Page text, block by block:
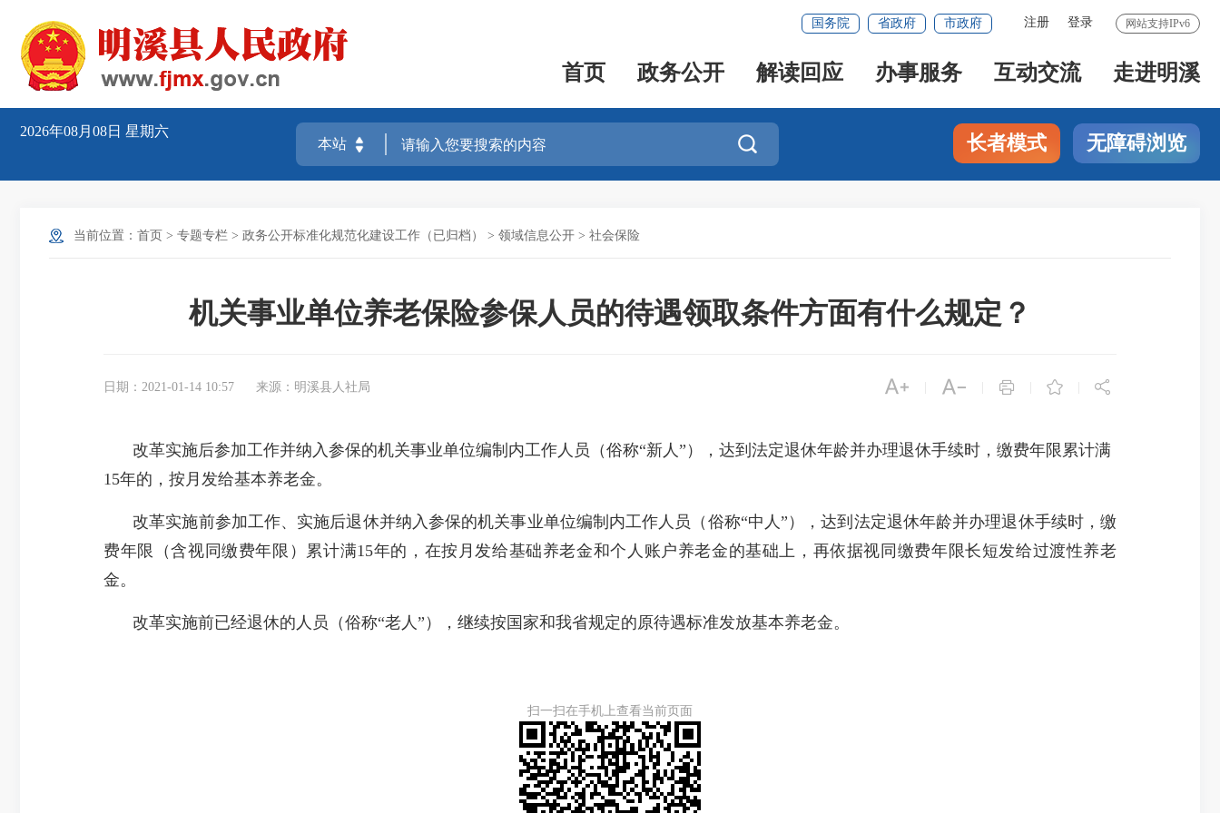
网站支持IPv6
注册 登录
国务院 省政府 市政府
首页 政务公开 解读回应 办事服务 互动交流 走进明溪
2026年08月08日 星期六
 长者模式 无障碍浏览
当前位置： 首页 > 专题专栏 > 政务公开标准化规范化建设工作（已归档） > 领域信息公开 > 社会保险
机关事业单位养老保险参保人员的待遇领取条件方面有什么规定？
日期：2021-01-14 10:57 来源：明溪县人社局     
改革实施后参加工作并纳入参保的机关事业单位编制内工作人员（俗称“新人”），达到法定退休年龄并办理退休手续时，缴费年限累计满
15年的，按月发给基本养老金。
改革实施前参加工作、实施后退休并纳入参保的机关事业单位编制内工作人员（俗称“中人”），达到法定退休年龄并办理退休手续时，缴
费年限（含视同缴费年限）累计满15年的，在按月发给基础养老金和个人账户养老金的基础上，再依据视同缴费年限长短发给过渡性养老
金。
改革实施前已经退休的人员（俗称“老人”），继续按国家和我省规定的原待遇标准发放基本养老金。
扫一扫在手机上查看当前页面